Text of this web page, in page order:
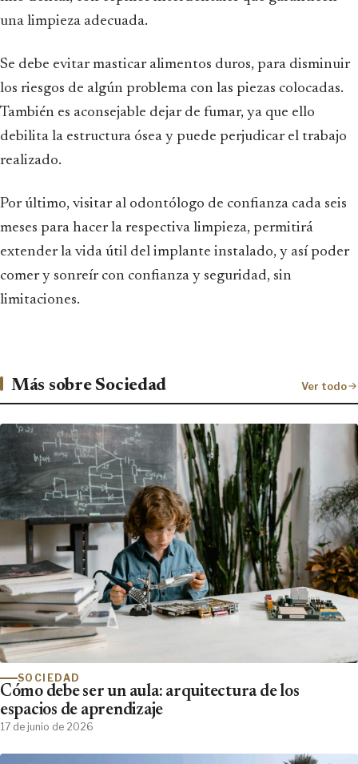
una limpieza adecuada.
Se debe evitar masticar alimentos duros, para disminuir
los riesgos de algún problema con las piezas colocadas.
También es aconsejable dejar de fumar, ya que ello
debilita la estructura ósea y puede perjudicar el trabajo
realizado.
Por último, visitar al odontólogo de confianza cada seis
meses para hacer la respectiva limpieza, permitirá
extender la vida útil del implante instalado, y así poder
comer y sonreír con confianza y seguridad, sin
limitaciones.
Más sobre Sociedad Ver todo
SOCIEDAD
Cómo debe ser un aula: arquitectura de los
espacios de aprendizaje
17 de junio de 2026